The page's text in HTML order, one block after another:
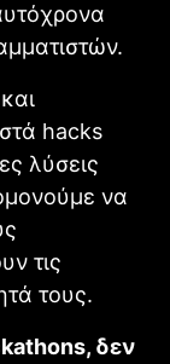
hacks
λύσεις
να
τις
τους.
δεν